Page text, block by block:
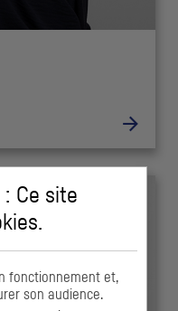
Ce site
.
fonctionnement et,
son audience.